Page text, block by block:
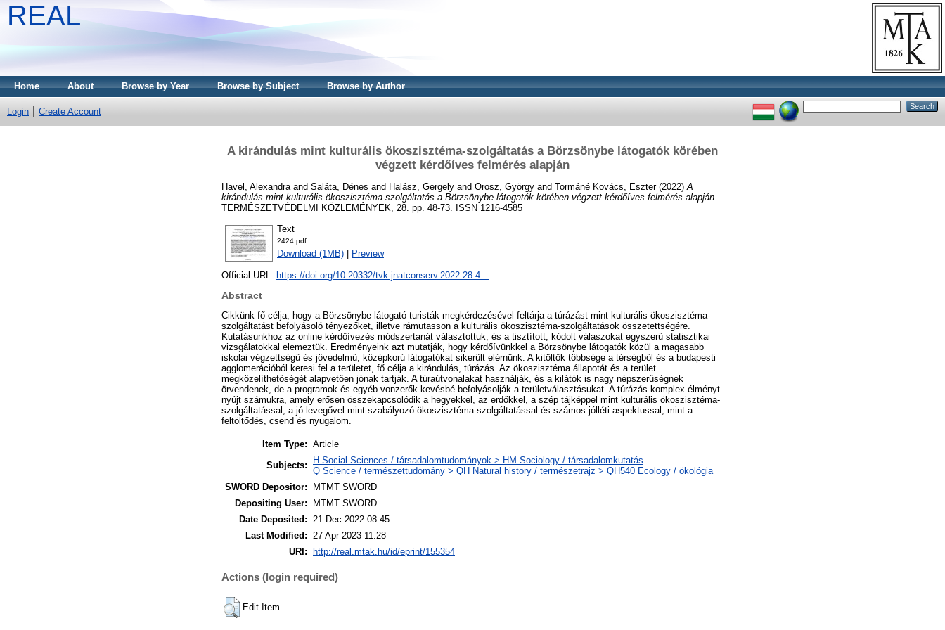
REAL
Home About Browse by Year Browse by Subject Browse by Author
Login Create Account
A kirándulás mint kulturális ökoszisztéma-szolgáltatás a Börzsönybe látogatók körében
végzett kérdőíves felmérés alapján
Havel, Alexandra and Saláta, Dénes and Halász, Gergely and Orosz, György and Tormáné Kovács, Eszter(2022) A
kirándulás mint kulturális ökoszisztéma-szolgáltatás a Börzsönybe látogatók körében végzett kérdőíves felmérés alapján.
TERMÉSZETVÉDELMI KÖZLEMÉNYEK, 28. pp. 48-73. ISSN 1216-4585
Text
2424.pdf
Download (1MB) Preview
Official URL: https://doi.org/10.20332/tvk-jnatconserv.2022.28.4...
Abstract
Cikkünk fő célja, hogy a Börzsönybe látogató turisták megkérdezésével feltárja a túrázást mint kulturális ökoszisztéma-
szolgáltatást befolyásoló tényezőket, illetve rámutasson a kulturális ökoszisztéma-szolgáltatások összetettségére.
Kutatásunkhoz az online kérdőívezés módszertanát választottuk, és a tisztított, kódolt válaszokat egyszerű statisztikai
vizsgálatokkal elemeztük. Eredményeink azt mutatják, hogy kérdőívünkkel a Börzsönybe látogatók közül a magasabb
iskolai végzettségű és jövedelmű, középkorú látogatókat sikerült elérnünk. A kitöltők többsége a térségből és a budapesti
agglomerációból keresi fel a területet, fő célja a kirándulás, túrázás. Az ökoszisztéma állapotát és a terület
megközelíthetőségét alapvetően jónak tartják. A túraútvonalakat használják, és a kilátók is nagy népszerűségnek
örvendenek, de a programok és egyéb vonzerők kevésbé befolyásolják a területválasztásukat. A túrázás komplex élményt
nyújt számukra, amely erősen összekapcsolódik a hegyekkel, az erdőkkel, a szép tájképpel mint kulturális ökoszisztéma-
szolgáltatással, a jó levegővel mint szabályozó ökoszisztéma-szolgáltatással és számos jólléti aspektussal, mint a
feltöltődés, csend és nyugalom.
Item Type: Article
Subjects:
H Social Sciences / társadalomtudományok > HM Sociology / társadalomkutatás
Q Science / természettudomány > QH Natural history / természetrajz > QH540 Ecology / ökológia
SWORD Depositor:
MTMT SWORD
Depositing User:
MTMT SWORD
Date Deposited:
21 Dec 2022 08:45
Last Modified:
27 Apr 2023 11:28
URI:
http://real.mtak.hu/id/eprint/155354
Actions (login required)
Edit Item